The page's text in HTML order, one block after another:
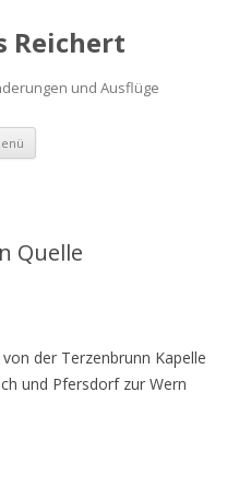
Reichert
und Ausflüge
Zum
springen
Quelle
der Terzenbrunn Kapelle
und Pfersdorf zur Wern